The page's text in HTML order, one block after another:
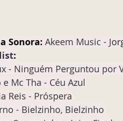
Sonora: Akeem Music - J
:
- Ninguém Perguntou por
e Mc Tha - Céu Azul
Reis - Próspera
- Bielzinho, Bielzinho